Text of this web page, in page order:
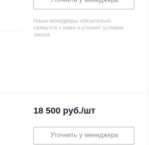
Наши менеджеры обязательно
свяжутся с вами и уточнят условия
заказа
18 500 руб./шт
Уточнить у менеджера